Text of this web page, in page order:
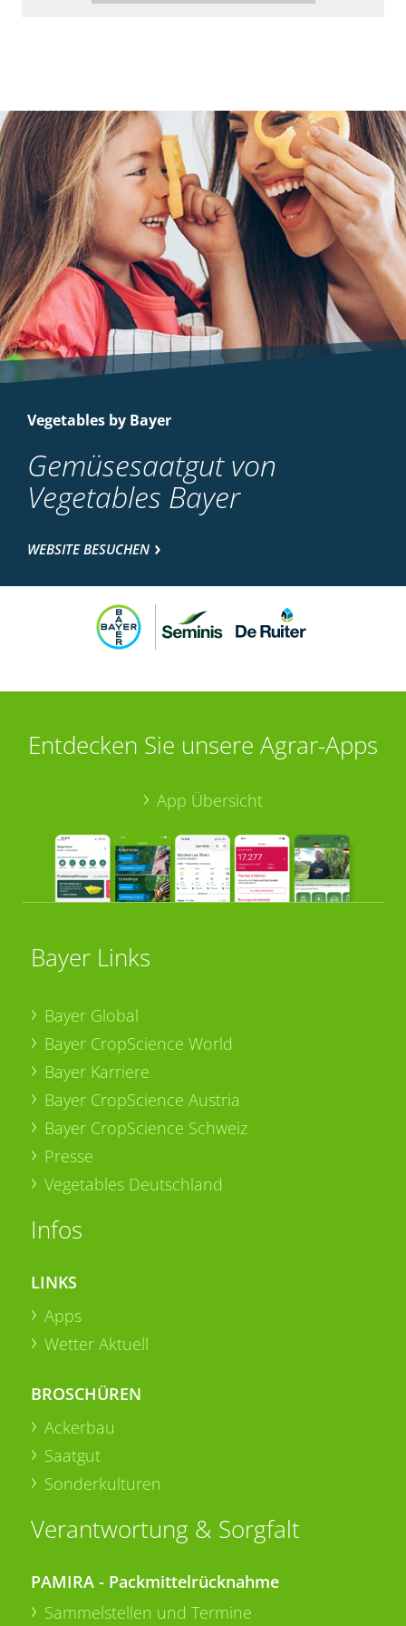
Vegetables by Bayer
Gemüsesaatgut von
Vegetables Bayer
WEBSITE BESUCHEN
Entdecken Sie unsere Agrar-Apps
App Übersicht
Bayer Links
Bayer Global
Bayer CropScience World
Bayer Karriere
Bayer CropScience Austria
Bayer CropScience Schweiz
Presse
Vegetables Deutschland
Infos
LINKS
Apps
Wetter Aktuell
BROSCHÜREN
Ackerbau
Saatgut
Sonderkulturen
Verantwortung & Sorgfalt
PAMIRA - Packmittelrücknahme
Sammelstellen und Termine